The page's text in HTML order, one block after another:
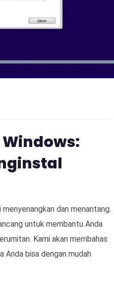
dan menantang.
untuk membantu Anda
Kami akan membahas
Anda bisa dengan mudah